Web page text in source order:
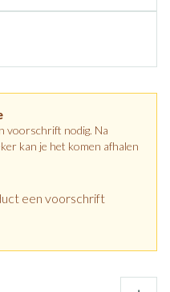
voorschrift nodig. Na
kan je het komen afhalen
een voorschrift